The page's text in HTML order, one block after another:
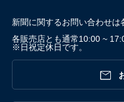
新聞に関するお問い合わせは
各販売店とも通常10:00 ~
※日祝定休日です。
